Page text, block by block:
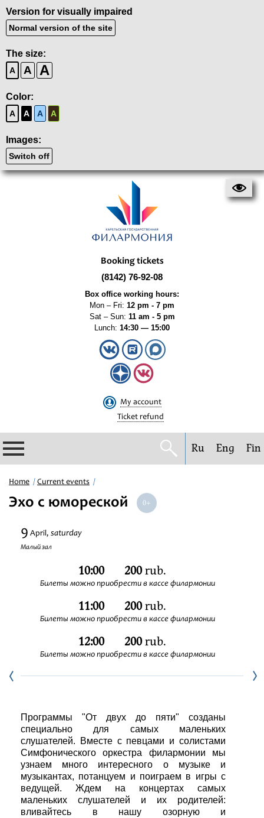
Version for visually impaired
Normal version of the site
The size:
A A A
Color:
A A A A
Images:
Switch off
Booking tickets
(8142) 76-92-08
Box office working hours:
Mon – Fri: 12 pm - 7 pm
Sat – Sun: 11 am - 5 pm
Lunch: 14:30 — 15:00
My account
Ticket refund
Philharmonic
Festivals
Ru Eng Fin
Home Current events
Эхо с юмореской
9 April, saturday
Малый зал
10:00 200rub.
Билеты можно приобрести в кассе филармонии
11:00 200rub.
Билеты можно приобрести в кассе филармонии
12:00 200rub.
Билеты можно приобрести в кассе филармонии
Программы "От двух до пяти" созданы
специально для самых маленьких
слушателей. Вместе с певцами и солистами
Симфонического оркестра филармонии мы
узнаем много интересного о музыке и
музыкантах, потанцуем и поиграем в игры с
ведущей. Ждем на концертах самых
маленьких слушателей и их родителей:
вливайтесь в нашу озорную и